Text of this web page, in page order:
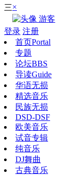
三×
游客
登录 注册
首页Portal
专题
论坛BBS
导读Guide
华语无损
精选音乐
民族无损
DSD-DSF
欧美音乐
试音专辑
纯音乐
DJ舞曲
古典音乐